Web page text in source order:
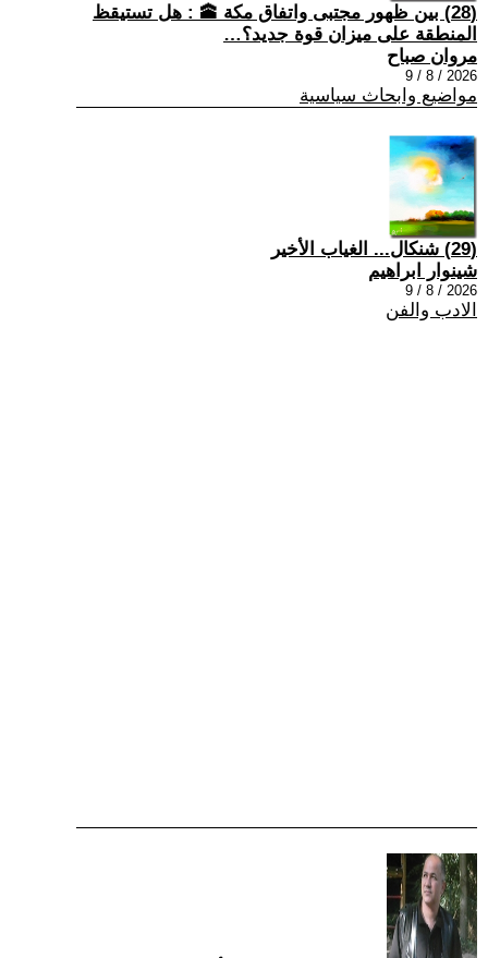
(28) بين ظهور مجتبى واتفاق مكة 🕋 : هل تستيقظ
المنطقة على ميزان قوة جديد؟…
مروان صباح
2026 / 8 / 9
مواضيع وابحاث سياسية
(29) شنكال... الغياب الأخير
شينوار ابراهيم
2026 / 8 / 9
الادب والفن